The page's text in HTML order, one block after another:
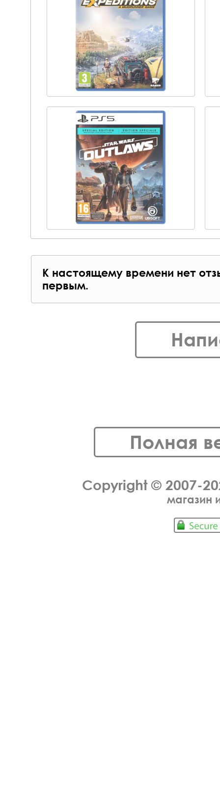
К настоящему времени нет
первым.
Полная
Copyright © 2007-
магазин